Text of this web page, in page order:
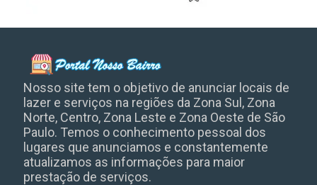
Nosso site tem o objetivo de anunciar locais de
lazer e serviços na regiões da Zona Sul, Zona
Norte, Centro, Zona Leste e Zona Oeste de São
Paulo. Temos o conhecimento pessoal dos
lugares que anunciamos e constantemente
atualizamos as informações para maior
prestação de serviços.